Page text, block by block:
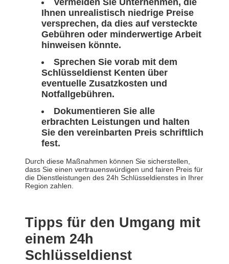
Vermeiden Sie Unternehmen, die
Ihnen unrealistisch niedrige Preise
versprechen, da dies auf versteckte
Gebühren oder minderwertige Arbeit
hinweisen könnte.
Sprechen Sie vorab mit dem
Schlüsseldienst Kenten über
eventuelle Zusatzkosten und
Notfallgebühren.
Dokumentieren Sie alle
erbrachten Leistungen und halten
Sie den vereinbarten Preis schriftlich
fest.
Durch diese Maßnahmen können Sie sicherstellen,
dass Sie einen vertrauenswürdigen und fairen Preis für
die Dienstleistungen des 24h Schlüsseldienstes in Ihrer
Region zahlen.
Tipps für den Umgang mit
einem 24h
Schlüsseldienst